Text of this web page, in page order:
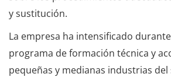
y sustitución.
La empresa ha intensificado
programa de formación técnica y
pequeñas y medianas industrias